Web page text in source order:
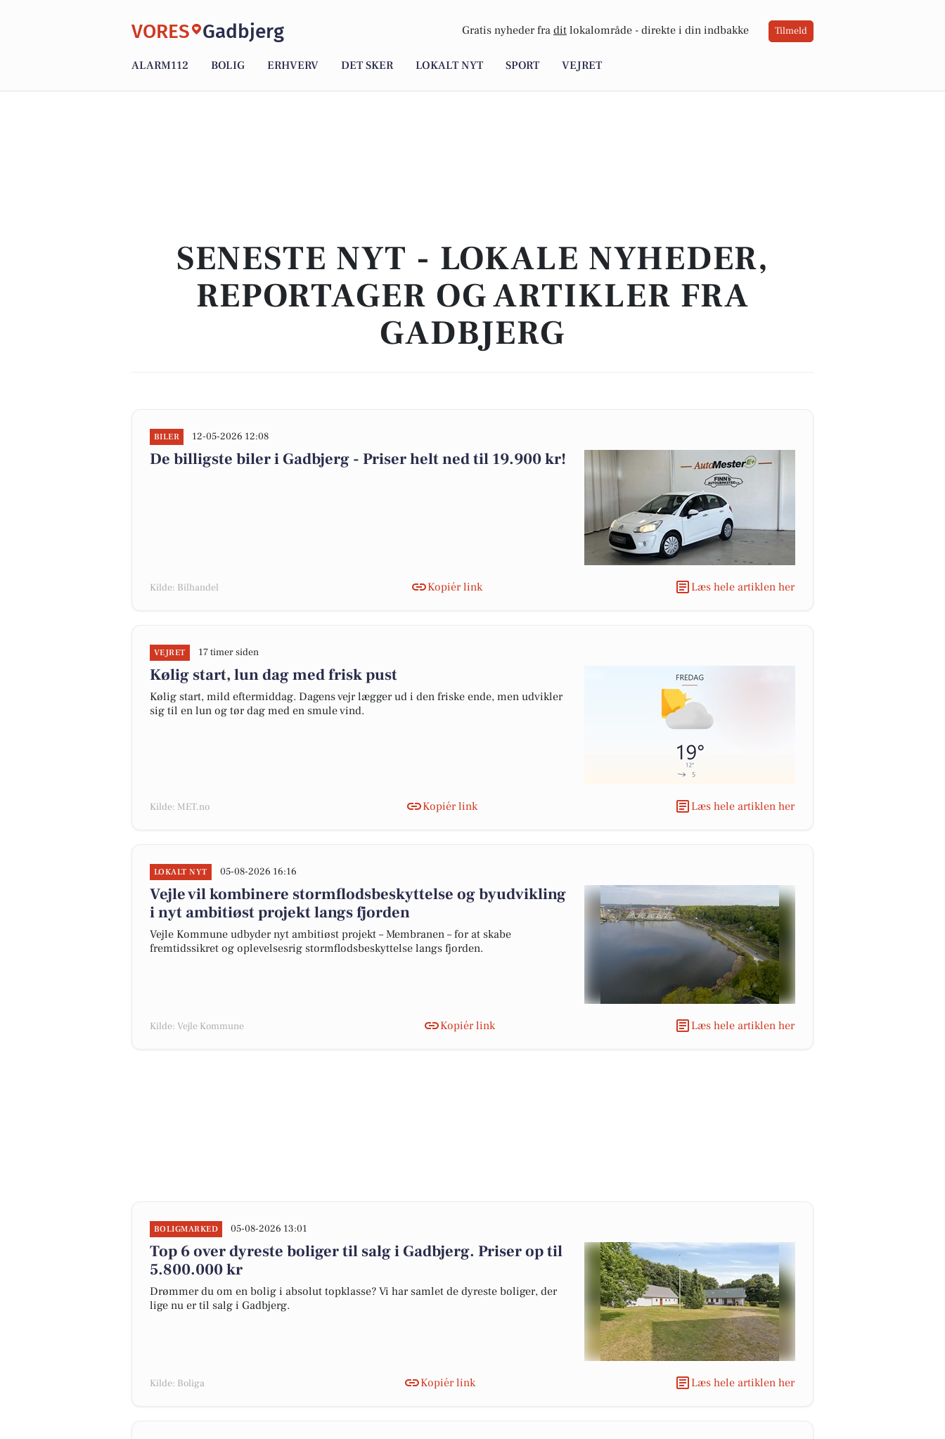
VORES Gadbjerg Gratis nyheder fra dit lokalområde - direkte i din indbakke Tilmeld
ALARM112 BOLIG ERHVERV DET SKER LOKALT NYT SPORT VEJRET
SENESTE NYT - LOKALE NYHEDER,
REPORTAGER OG ARTIKLER FRA
GADBJERG
BILER 12-05-2026 12:08
De billigste biler i Gadbjerg - Priser helt ned til 19.900 kr!
Kilde: Bilhandel Kopiér link Læs hele artiklen her
VEJRET 17 timer siden
Kølig start, lun dag med frisk pust
Kølig start, mild eftermiddag. Dagens vejr lægger ud i den friske ende, men udvikler
sig til en lun og tør dag med en smule vind.
Kilde: MET.no Kopiér link Læs hele artiklen her
LOKALT NYT 05-08-2026 16:16
Vejle vil kombinere stormflodsbeskyttelse og byudvikling
i nyt ambitiøst projekt langs fjorden
Vejle Kommune udbyder nyt ambitiøst projekt – Membranen – for at skabe
fremtidssikret og oplevelsesrig stormflodsbeskyttelse langs fjorden.
Kilde: Vejle Kommune Kopiér link Læs hele artiklen her
BOLIGMARKED 05-08-2026 13:01
Top 6 over dyreste boliger til salg i Gadbjerg. Priser op til
5.800.000 kr
Drømmer du om en bolig i absolut topklasse? Vi har samlet de dyreste boliger, der
lige nu er til salg i Gadbjerg.
Kilde: Boliga Kopiér link Læs hele artiklen her